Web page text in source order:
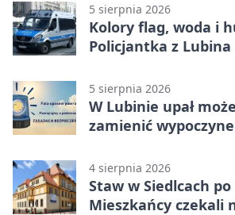
5 sierpnia 2026
Kolory flag, woda i
Policjantka z Lubina
5 sierpnia 2026
W Lubinie upał
zamienić
4 sierpnia 2026
Staw w Siedlcach
Mieszkańcy czekali